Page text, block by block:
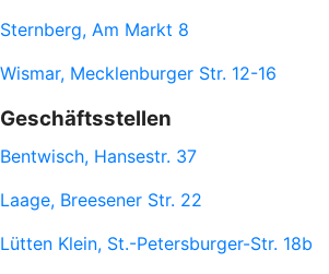
Sternberg, Am Markt 8
Wismar, Mecklenburger Str. 12-16
Geschäftsstellen
Bentwisch, Hansestr. 37
Laage, Breesener Str. 22
Lütten Klein, St.-Petersburger-Str. 18b